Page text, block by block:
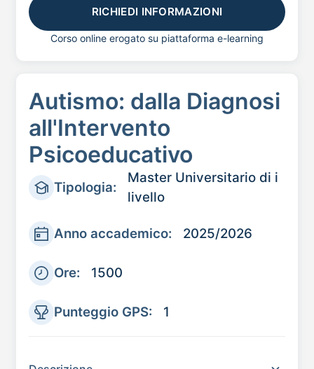
RICHIEDI INFORMAZIONI
Corso online erogato su piattaforma e-learning
Autismo: dalla Diagnosi
all'Intervento
Psicoeducativo
Tipologia:
Master Universitario di i
livello
Anno accademico: 2025/2026
Ore: 1500
Punteggio GPS: 1